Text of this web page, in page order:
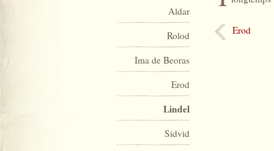
Erod
Aldar
Rolod
Ima de Beoras
Erod
Lindel
Sidvid